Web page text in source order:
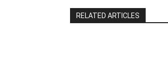
RELATED ARTICLES